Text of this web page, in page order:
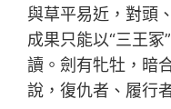
與草平易近，對頭
成果只能以“三王
讀。劍有牝牡，暗
說，復仇者、履行